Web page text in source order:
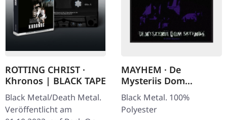
ROTTING CHRIST ·
Khronos | BLACK TAPE
Black Metal/Death Metal.
Veröffentlicht am
MAYHEM · De
Mysteriis Dom
Sathanas | PATCH
Black Metal. 100%
Polyester